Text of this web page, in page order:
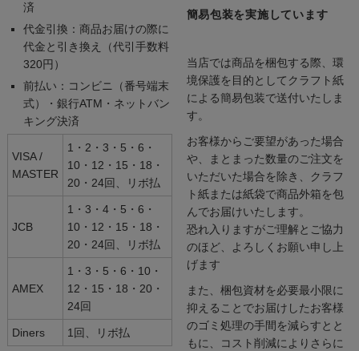
済
代金引換：商品お届けの際に
代金と引き換え（代引手数料
320円）
前払い：コンビニ（番号端末
式）・銀行ATM・ネットバン
キング決済
VISA /
MASTER
1・2・3・5・6・
10・12・15・18・
20・24回、リボ払
JCB
1・3・4・5・6・
10・12・15・18・
20・24回、リボ払
AMEX
1・3・5・6・10・
12・15・18・20・
24回
Diners 1回、リボ払
簡易包装を実施しています
当店では商品を梱包する際、環
境保護を目的としてクラフト紙
による簡易包装で送付いたしま
す。
お客様からご要望があった場合
や、まとまった数量のご注文を
いただいた場合を除き、クラフ
ト紙または紙袋で商品外箱を包
んでお届けいたします。
恐れ入りますがご理解とご協力
のほど、よろしくお願い申し上
げます
また、梱包資材を必要最小限に
抑えることでお届けしたお客様
のゴミ処理の手間を減らすとと
もに、コスト削減によりさらに